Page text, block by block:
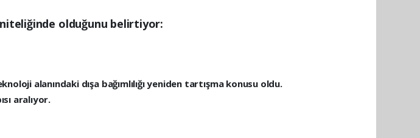
niteliğinde olduğunu belirtiyor:
alanındaki dışa bağımlılığı yeniden tartışma konusu oldu.
aralıyor.